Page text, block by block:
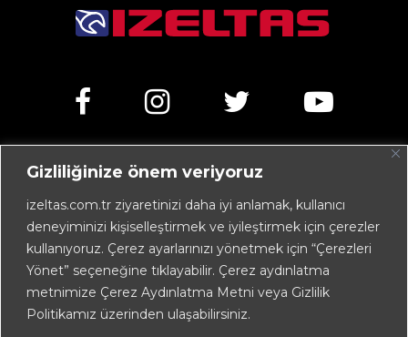
Gizliliğinize önem veriyoruz
izeltas.com.tr ziyaretinizi daha iyi anlamak, kullanıcı
deneyiminizi kişiselleştirmek ve iyileştirmek için çerezler
kullanıyoruz. Çerez ayarlarınızı yönetmek için “Çerezleri
Yönet” seçeneğine tıklayabilir. Çerez aydınlatma
metnimize Çerez Aydınlatma Metni veya Gizlilik
Politikamız üzerinden ulaşabilirsiniz.
TÜRKİYE
+90 232 472 13 75 (pbx)
+90 232 472 13 78
info@izeltas.com.tr